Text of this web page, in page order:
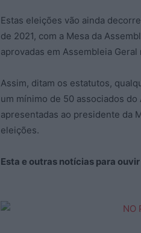
Estas eleições vão ainda
de 2021, com a Mesa da
aprovadas em Assembleia
Assim, ditam os estatutos,
um mínimo de 50 associados
apresentadas ao presidente da
eleições.
Esta e outras notícias para